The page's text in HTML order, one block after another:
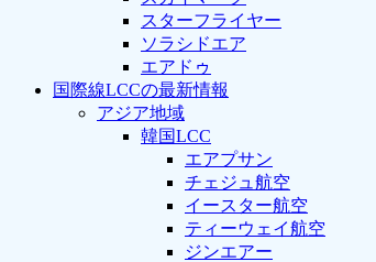
スターフライヤー
ソラシドエア
エアドゥ
国際線LCCの最新情報
アジア地域
韓国LCC
エアプサン
チェジュ航空
イースター航空
ティーウェイ航空
ジンエアー